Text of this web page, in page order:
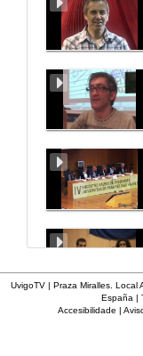
UvigoTV | Praza Miralles. Local
España |
Accesibilidade |